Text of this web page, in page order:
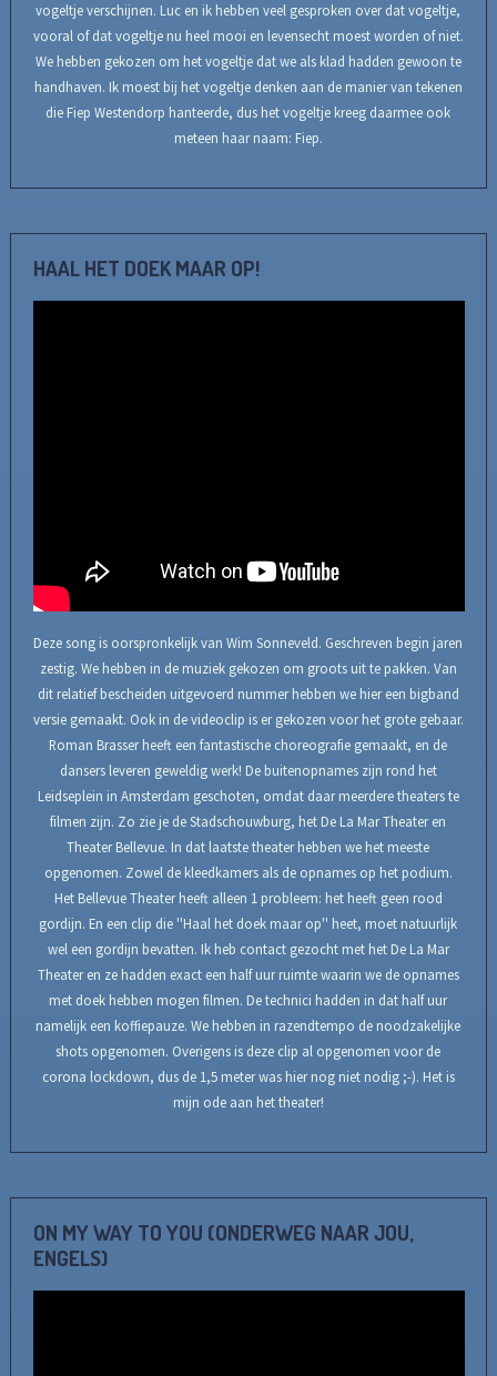
vogeltje verschijnen. Luc en ik hebben veel gesproken over dat vogeltje,
vooral of dat vogeltje nu heel mooi en levensecht moest worden of niet.
We hebben gekozen om het vogeltje dat we als klad hadden gewoon te
handhaven. Ik moest bij het vogeltje denken aan de manier van tekenen
die Fiep Westendorp hanteerde, dus het vogeltje kreeg daarmee ook
meteen haar naam: Fiep.
HAAL HET DOEK MAAR OP!
Deze song is oorspronkelijk van Wim Sonneveld. Geschreven begin jaren
zestig. We hebben in de muziek gekozen om groots uit te pakken. Van
dit relatief bescheiden uitgevoerd nummer hebben we hier een bigband
versie gemaakt. Ook in de videoclip is er gekozen voor het grote gebaar.
Roman Brasser heeft een fantastische choreografie gemaakt, en de
dansers leveren geweldig werk! De buitenopnames zijn rond het
Leidseplein in Amsterdam geschoten, omdat daar meerdere theaters te
filmen zijn. Zo zie je de Stadschouwburg, het De La Mar Theater en
Theater Bellevue. In dat laatste theater hebben we het meeste
opgenomen. Zowel de kleedkamers als de opnames op het podium.
Het Bellevue Theater heeft alleen 1 probleem: het heeft geen rood
gordijn. En een clip die ''Haal het doek maar op'' heet, moet natuurlijk
wel een gordijn bevatten. Ik heb contact gezocht met het De La Mar
Theater en ze hadden exact een half uur ruimte waarin we de opnames
met doek hebben mogen filmen. De technici hadden in dat half uur
namelijk een koffiepauze. We hebben in razendtempo de noodzakelijke
shots opgenomen. Overigens is deze clip al opgenomen voor de
corona lockdown, dus de 1,5 meter was hier nog niet nodig ;-). Het is
mijn ode aan het theater!
ON MY WAY TO YOU (ONDERWEG NAAR JOU,
ENGELS)